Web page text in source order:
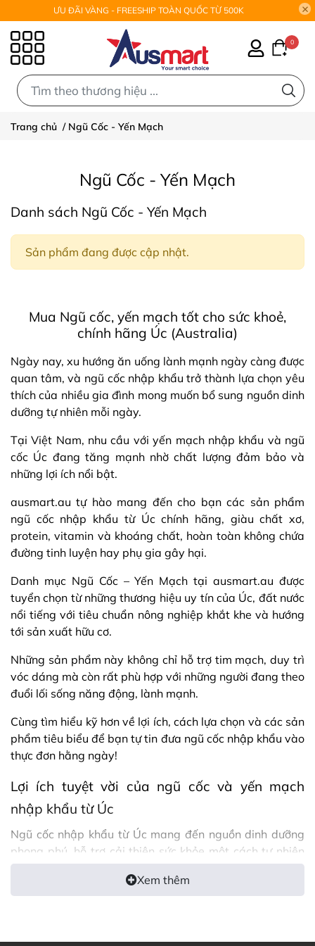
ƯU ĐÃI VÀNG - FREESHIP TOÀN QUỐC TỪ 500K
0
Trang chủ / Ngũ Cốc - Yến Mạch
Ngũ Cốc - Yến Mạch
Danh sách Ngũ Cốc - Yến Mạch
Sản phẩm đang được cập nhật.
Mua Ngũ cốc, yến mạch tốt cho sức khoẻ,
chính hãng Úc (Australia)
Ngày nay, xu hướng ăn uống lành mạnh ngày càng được
quan tâm, và ngũ cốc nhập khẩu trở thành lựa chọn yêu
thích của nhiều gia đình mong muốn bổ sung nguồn dinh
dưỡng tự nhiên mỗi ngày.
Tại Việt Nam, nhu cầu với yến mạch nhập khẩu và ngũ
cốc Úc đang tăng mạnh nhờ chất lượng đảm bảo và
những lợi ích nổi bật.
ausmart.au tự hào mang đến cho bạn các sản phẩm
ngũ cốc nhập khẩu từ Úc chính hãng, giàu chất xơ,
protein, vitamin và khoáng chất, hoàn toàn không chứa
đường tinh luyện hay phụ gia gây hại.
Danh mục Ngũ Cốc – Yến Mạch tại ausmart.au được
tuyển chọn từ những thương hiệu uy tín của Úc, đất nước
nổi tiếng với tiêu chuẩn nông nghiệp khắt khe và hướng
tới sản xuất hữu cơ.
Những sản phẩm này không chỉ hỗ trợ tim mạch, duy trì
vóc dáng mà còn rất phù hợp với những người đang theo
đuổi lối sống năng động, lành mạnh.
Cùng tìm hiểu kỹ hơn về lợi ích, cách lựa chọn và các sản
phẩm tiêu biểu để bạn tự tin đưa ngũ cốc nhập khẩu vào
thực đơn hằng ngày!
Lợi ích tuyệt vời của ngũ cốc và yến mạch
nhập khẩu từ Úc
Ngũ cốc nhập khẩu từ Úc mang đến nguồn dinh dưỡng
phong phú, hỗ trợ cải thiện sức khỏe một cách tự nhiên
và bền vững. Nhờ giàu chất xơ hòa tan beta-glucan,
chúng giúp hạ cholesterol xấu, bảo vệ hệ tim mạch và
Xem thêm